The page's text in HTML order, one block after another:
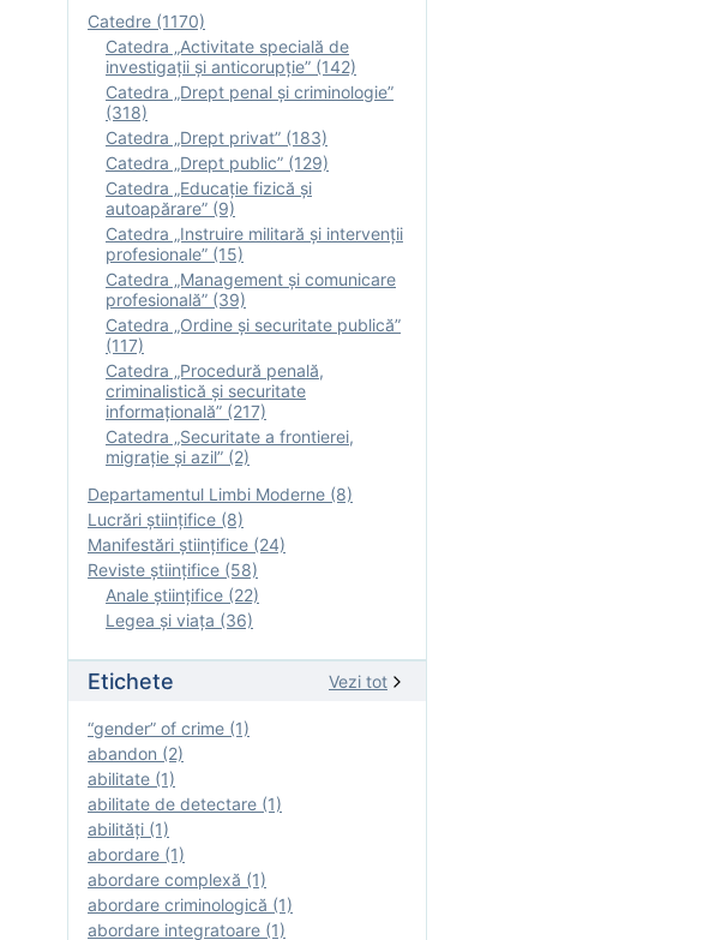
Catedre (1170)
Catedra „Activitate specială de
investigaţii şi anticorupție” (142)
Catedra „Drept penal și criminologie”
(318)
Catedra „Drept privat” (183)
Catedra „Drept public” (129)
Catedra „Educație fizică şi
autoapărare” (9)
Catedra „Instruire militară şi intervenţii
profesionale” (15)
Catedra „Management și comunicare
profesională” (39)
Catedra „Ordine și securitate publică”
(117)
Catedra „Procedură penală,
criminalistică și securitate
informațională” (217)
Catedra „Securitate a frontierei,
migrație și azil” (2)
Departamentul Limbi Moderne (8)
Lucrări științifice (8)
Manifestări ştiinţifice (24)
Reviste ştiinţifice (58)
Anale ştiinţifice (22)
Legea şi viaţa (36)
Etichete Vezi tot
“gender” of crime (1)
abandon (2)
abilitate (1)
abilitate de detectare (1)
abilităţi (1)
abordare (1)
abordare complexă (1)
abordare criminologică (1)
abordare integratoare (1)